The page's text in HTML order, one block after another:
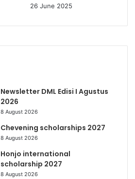
26 June 2025
Newsletter DML Edisi I Agustus
2026
8 August 2026
Chevening scholarships 2027
8 August 2026
Honjo international
scholarship 2027
8 August 2026